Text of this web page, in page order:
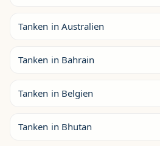
Tanken in Australien
Tanken in Bahrain
Tanken in Belgien
Tanken in Bhutan